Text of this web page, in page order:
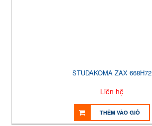
STUDAKOMA ZAX 668H72
Liên hệ
THÊM VÀO GIỎ